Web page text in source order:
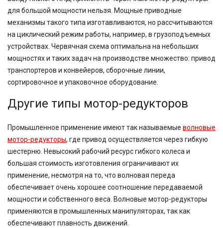
для большой мощности нельзя. Мощные приводные
механизмы такого типа изготавливаются, но рассчитываются
на циклический режим работы, например, в грузоподъемных
устройствах. Червячная схема оптимальна на небольших
мощностях и таких задач на производстве множество: привод
транспортеров и конвейеров, сборочные линии,
сортировочное и упаковочное оборудование.
Другие типы мотор-редукторов
Промышленное применение имеют так называемые волновые
мотор-редукторы, где привод осуществляется через гибкую
шестерню. Невысокий рабочий ресурс гибкого колеса и
большая стоимость изготовления ограничивают их
применение, несмотря на то, что волновая переда
обеспечивает очень хорошее соотношение передаваемой
мощности и собственного веса. Волновые мотор-редукторы
применяются в промышленных манипуляторах, так как
обеспечивают плавность движений.